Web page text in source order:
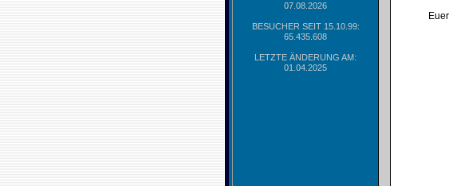
07.08.2026
BESUCHER SEIT 15.10.99:
65.435.608
LETZTE ÄNDERUNG AM:
01.04.2025